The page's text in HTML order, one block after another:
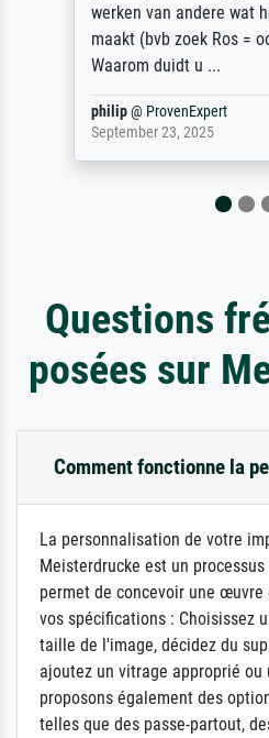
werken van andere wat
maakt (bvb zoek Ros =
Waarom duidt u ...
philip@ ProvenExpert
September 23, 2025
Questions
posées sur
Comment fonctionne la
La personnalisation de votre
Meisterdrucke est un
permet de concevoir une
vos spécifications : Choisissez
taille de l'image, décidez du
ajoutez un vitrage approprié ou
proposons également des
telles que des passe-partout,